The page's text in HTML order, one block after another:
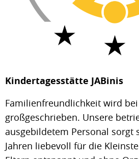
Kindertagesstätte JABinis
Familienfreundlichkeit wird
großgeschrieben. Unsere
ausgebildetem Personal sorgt
Jahren liebevoll für die